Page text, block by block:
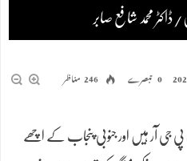
محمد شافع صابر
0 تبصرے 246 مناظر
جی آر ہیں اور جنوبی پنجاب کے اچھے